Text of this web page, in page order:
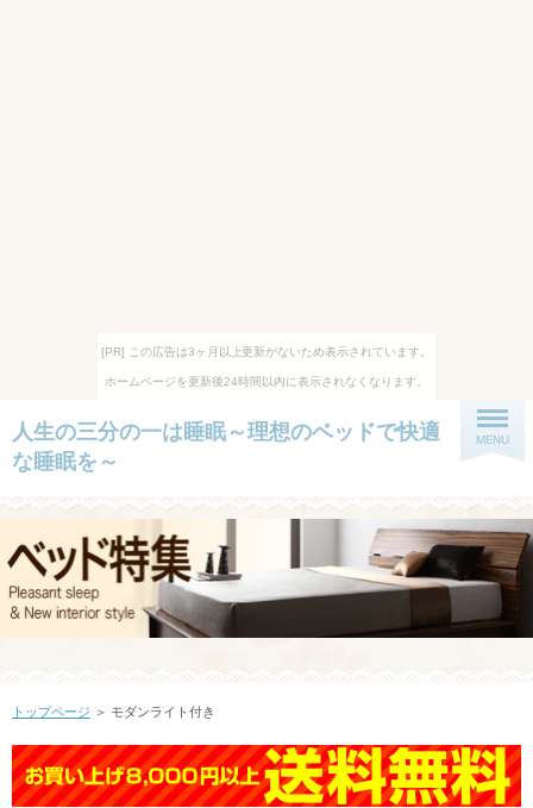
[PR] この広告は3ヶ月以上更新がないため表示されています。
ホームページを更新後24時間以内に表示されなくなります。
人生の三分の一は睡眠～理想のベッドで快適
な睡眠を～
MENU
トップページ ＞ モダンライト付き